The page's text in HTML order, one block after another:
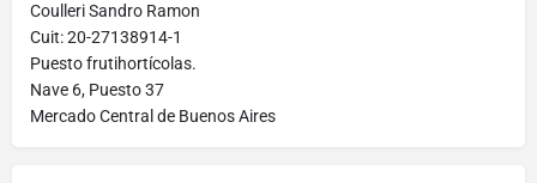
Coulleri Sandro Ramon
Cuit: 20-27138914-1
Puesto frutihortícolas.
Nave 6, Puesto 37
Mercado Central de Buenos Aires